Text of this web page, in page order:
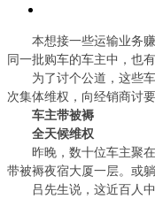
本想接一些运输业务赚
同一批购车的车主中，也
为了讨个公道，这些车
次集体维权，向经销商讨要
车主带被褥
全天候维权
昨晚，数十位车主聚在
带被褥夜宿大厦一层。或
吕先生说，这近百人中